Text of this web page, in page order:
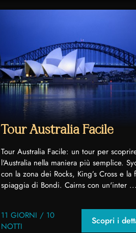
Tour Australia Facile
Tour Australia Facile: un tour per
l'Australia nella maniera più semplice.
con la zona dei Rocks, King’s Cross e la
spiaggia di Bondi. Cairns con un'inter ...
11 GIORNI / 10
NOTTI
Scopri i